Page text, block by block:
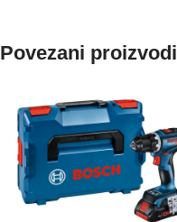
Povezani proizvodi